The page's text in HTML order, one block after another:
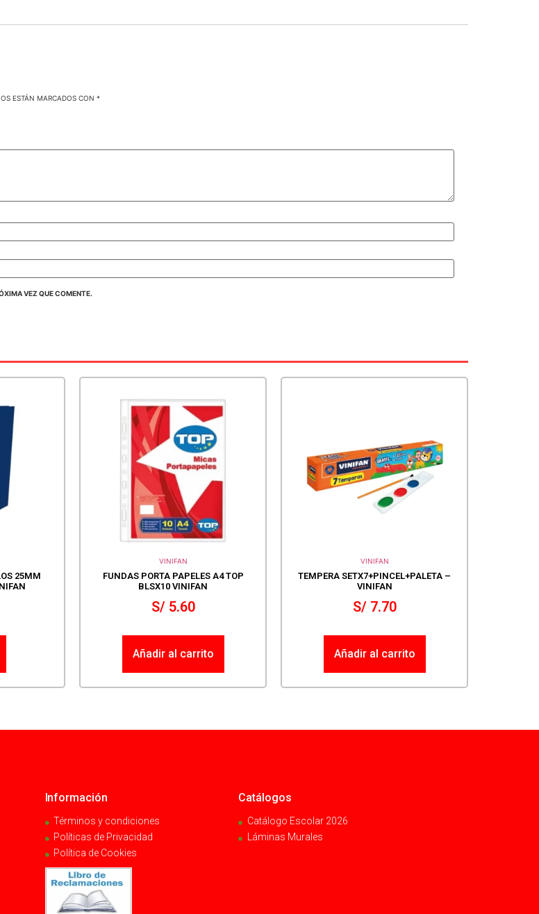
ESTÁN MARCADOS CON *
VEZ QUE COMENTE.
25MM
VINIFAN
FUNDAS PORTA PAPELES A4 TOP
BLSX10 VINIFAN
S/5.60
Añadir al carrito
VINIFAN
TEMPERA SETX7+PINCEL+PALETA –
VINIFAN
S/7.70
Añadir al carrito
Información
Términos y condiciones
Políticas de Privacidad
Política de Cookies
Catálogos
Catálogo Escolar 2026
Láminas Murales